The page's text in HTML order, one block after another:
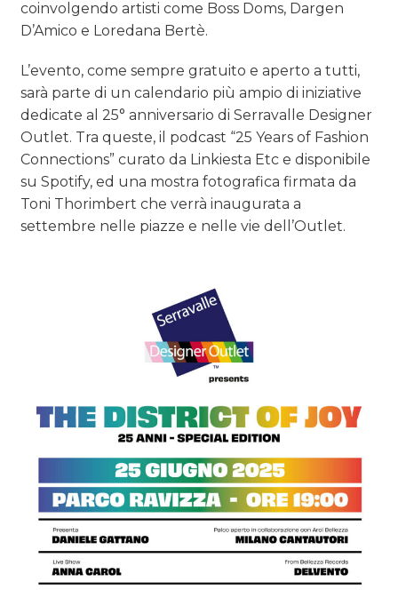
coinvolgendo artisti come Boss Doms, Dargen
D’Amico e Loredana Bertè.
L’evento, come sempre gratuito e aperto a tutti,
sarà parte di un calendario più ampio di iniziative
dedicate al 25° anniversario di Serravalle Designer
Outlet. Tra queste, il podcast “25 Years of Fashion
Connections” curato da Linkiesta Etc e disponibile
su Spotify, ed una mostra fotografica firmata da
Toni Thorimbert che verrà inaugurata a
settembre nelle piazze e nelle vie dell’Outlet.